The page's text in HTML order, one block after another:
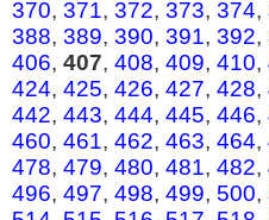
370, 371, 372, 373, 374,
388, 389, 390, 391, 392,
406, 407, 408, 409, 410,
424, 425, 426, 427, 428,
442, 443, 444, 445, 446,
460, 461, 462, 463, 464,
478, 479, 480, 481, 482,
496, 497, 498, 499, 500,